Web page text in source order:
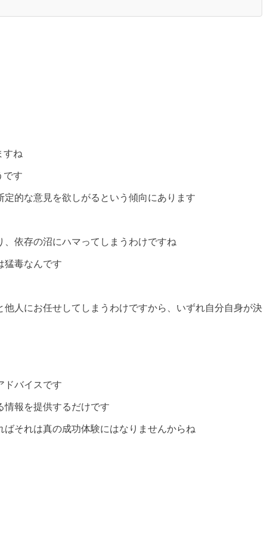
すね
です
的な意見を欲しがるという傾向にあります
依存の沼にハマってしまうわけですね
猛毒なんです
人にお任せしてしまうわけですから、いずれ自分自身が決
ドバイスです
情報を提供するだけです
それは真の成功体験にはなりませんからね